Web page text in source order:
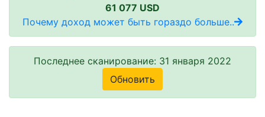
61 077 USD
Почему доход может быть гораздо больше..
Последнее сканирование: 31 января 2022
Обновить